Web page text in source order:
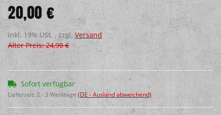
20,00 €
inkl. 19% USt. , zzgl.Versand
Alter Preis: 24,90 €
Sofort verfügbar
Lieferzeit: 2 - 3 Werktage(DE - Ausland abweichend)